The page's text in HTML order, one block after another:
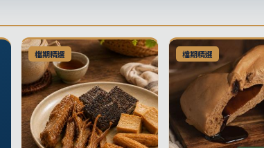
檔期精選 檔期精選